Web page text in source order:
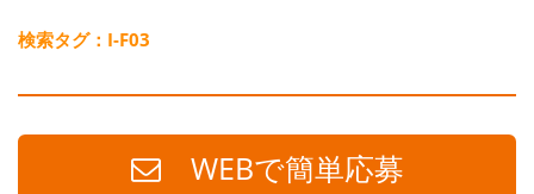
検索タグ：I-F03
WEBで簡単応募